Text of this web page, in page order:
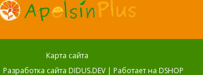
Карта сайта
Разработка сайта DIDUS.DEV | Работает на DSHOP